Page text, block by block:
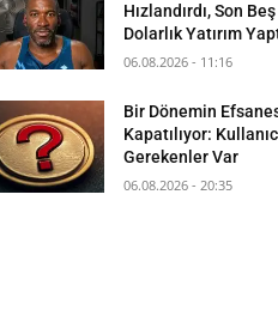
Hızlandırdı, Son
Dolarlık Yatırım
06.08.2026 - 11:16
Bir Dönemin
Kapatılıyor:
Gerekenler Var
06.08.2026 - 20:35